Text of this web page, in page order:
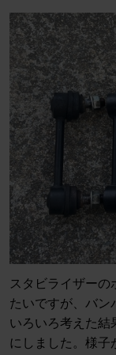
スタビライザー
たいですが、バン
いろいろ考えた結
にしました。様子